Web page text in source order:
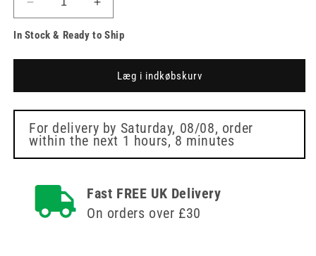
Reducer
antallet
for
Meso-
relle
Mesoterapinål
Øg
antallet
for
4mm
Meso-
relle
Mesoterapinål
In Stock & Ready to Ship
Læg i indkøbskurv
For delivery by Saturday, 08/08, order
within the next 1 hours, 8 minutes
Fast FREE UK Delivery
On orders over £30